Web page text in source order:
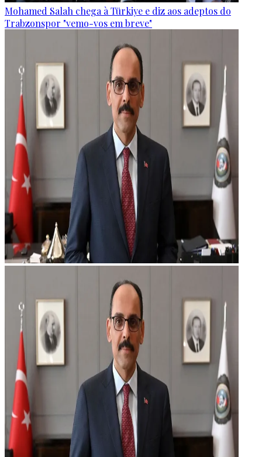
Mohamed Salah chega à Türkiye e diz aos adeptos do
Trabzonspor "vemo-vos em breve"